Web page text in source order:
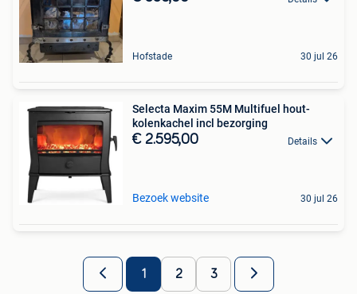
Hofstade 30 jul 26
Selecta Maxim 55M Multifuel hout-
kolenkachel incl bezorging
€ 2.595,00 Details
Bezoek website 30 jul 26
1 2 3